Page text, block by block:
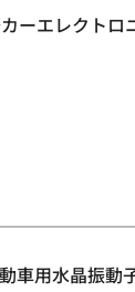
エレクトロ
用水晶振